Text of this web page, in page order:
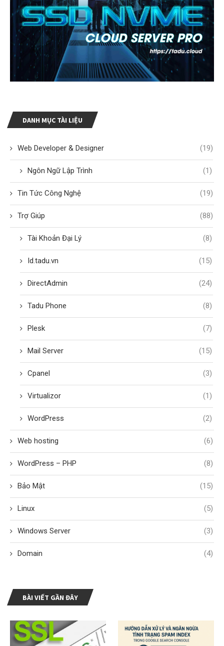
DANH MỤC TÀI LIỆU
Web Developer & Designer (19)
Ngôn Ngữ Lập Trình (1)
Tin Tức Công Nghệ (19)
Trợ Giúp (88)
Tài Khoản Đại Lý (8)
Id.tadu.vn (15)
DirectAdmin (24)
Tadu Phone (8)
Plesk (7)
Mail Server (15)
Cpanel (3)
Virtualizor (1)
WordPress (2)
Web hosting (6)
WordPress – PHP (8)
Bảo Mật (15)
Linux (5)
Windows Server (3)
Domain (4)
BÀI VIẾT GẦN ĐÂY